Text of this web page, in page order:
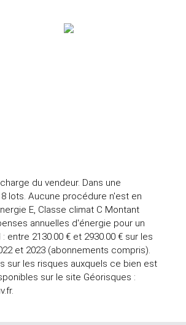
du vendeur. Dans une
lots. Aucune procédure n'est en
E, Classe climat C Montant
annuelles d'énergie pour un
entre 2130.00 € et 2930.00 € sur les
et 2023 (abonnements compris).
sur les risques auxquels ce bien est
sur le site Géorisques :